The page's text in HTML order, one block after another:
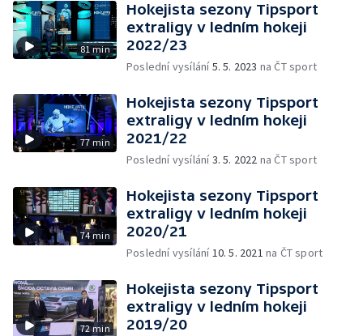
81 min
Hokejista sezony Tipsport
extraligy v ledním hokeji
2022/23
Poslední vysílání5. 5. 2023 na ČT sport
77 min
Hokejista sezony Tipsport
extraligy v ledním hokeji
2021/22
Poslední vysílání3. 5. 2022 na ČT sport
74 min
Hokejista sezony Tipsport
extraligy v ledním hokeji
2020/21
Poslední vysílání10. 5. 2021 na ČT sport
72 min
Hokejista sezony Tipsport
extraligy v ledním hokeji
2019/20